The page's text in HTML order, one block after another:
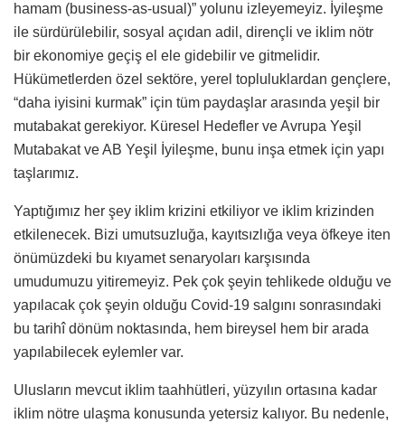
hamam (business-as-usual)” yolunu izleyemeyiz. İyileşme
ile sürdürülebilir, sosyal açıdan adil, dirençli ve iklim nötr
bir ekonomiye geçiş el ele gidebilir ve gitmelidir.
Hükümetlerden özel sektöre, yerel topluluklardan gençlere,
“daha iyisini kurmak” için tüm paydaşlar arasında yeşil bir
mutabakat gerekiyor. Küresel Hedefler ve Avrupa Yeşil
Mutabakat ve AB Yeşil İyileşme, bunu inşa etmek için yapı
taşlarımız.
Yaptığımız her şey iklim krizini etkiliyor ve iklim krizinden
etkilenecek. Bizi umutsuzluğa, kayıtsızlığa veya öfkeye iten
önümüzdeki bu kıyamet senaryoları karşısında
umudumuzu yitiremeyiz. Pek çok şeyin tehlikede olduğu ve
yapılacak çok şeyin olduğu Covid-19 salgını sonrasındaki
bu tarihî dönüm noktasında, hem bireysel hem bir arada
yapılabilecek eylemler var.
Ulusların mevcut iklim taahhütleri, yüzyılın ortasına kadar
iklim nötre ulaşma konusunda yetersiz kalıyor. Bu nedenle,